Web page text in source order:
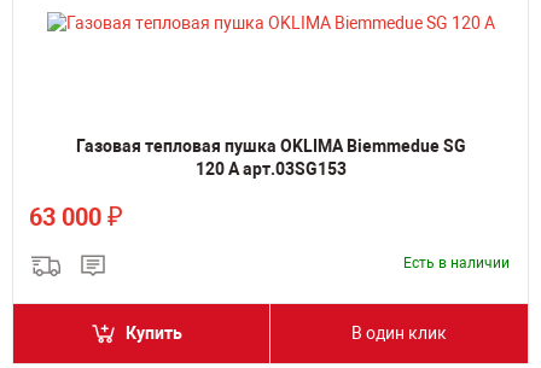
Газовая тепловая пушка OKLIMA Biemmedue SG
120 A арт.03SG153
63 000 ₽
Есть в наличии
Купить В один клик